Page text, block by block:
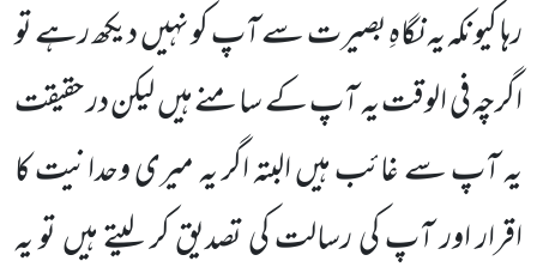
رہا کیونکہ یہ نگاہِ بصیرت سے آپ کو نہیں دیکھ رہے تو
اگرچہ فی الوقت یہ آپ کے سامنے ہیں لیکن در حقیقت
یہ آپ سے غائب ہیں البتہ اگر یہ میری وحدانیت کا
اقرار اور آپ کی رسالت کی تصدیق کر لیتے ہیں تو یہ